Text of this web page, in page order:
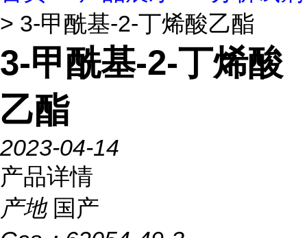
> 3-甲酰基-2-丁烯酸乙酯
3-甲酰基-2-丁烯酸
乙酯
2023-04-14
产品详情
产地 国产